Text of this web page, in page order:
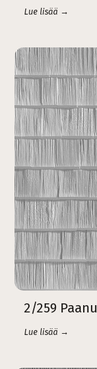
Lue lisää →
2/259 Paanu
Lue lisää →